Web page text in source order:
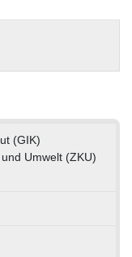
(GIK)
Umwelt (ZKU)